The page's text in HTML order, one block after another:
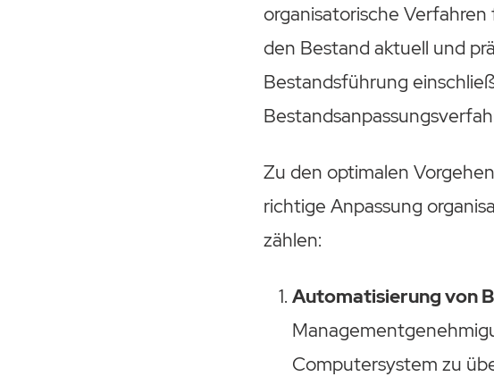
organisatorische
den Bestand aktuell und
Bestandsführung
Zu den optimalen
richtige Anpassung
zählen:
Automatisierung von
Computersystem zu